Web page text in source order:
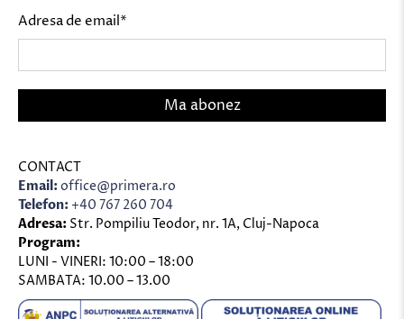
Adresa de email*
Ma abonez
CONTACT
Email: office@primera.ro
Telefon: +40 767 260 704
Adresa: Str. Pompiliu Teodor, nr. 1A, Cluj-Napoca
Program:
LUNI - VINERI: 10:00 – 18:00
SAMBATA: 10.00 – 13.00